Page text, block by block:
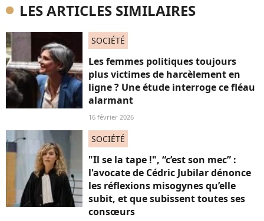
LES ARTICLES SIMILAIRES
SOCIÉTÉ
Les femmes politiques toujours
plus victimes de harcèlement en
ligne ? Une étude interroge ce fléau
alarmant
16 février 2026
SOCIÉTÉ
"Il se la tape !", “c’est son mec” :
l'avocate de Cédric Jubilar dénonce
les réflexions misogynes qu’elle
subit, et que subissent toutes ses
consœurs